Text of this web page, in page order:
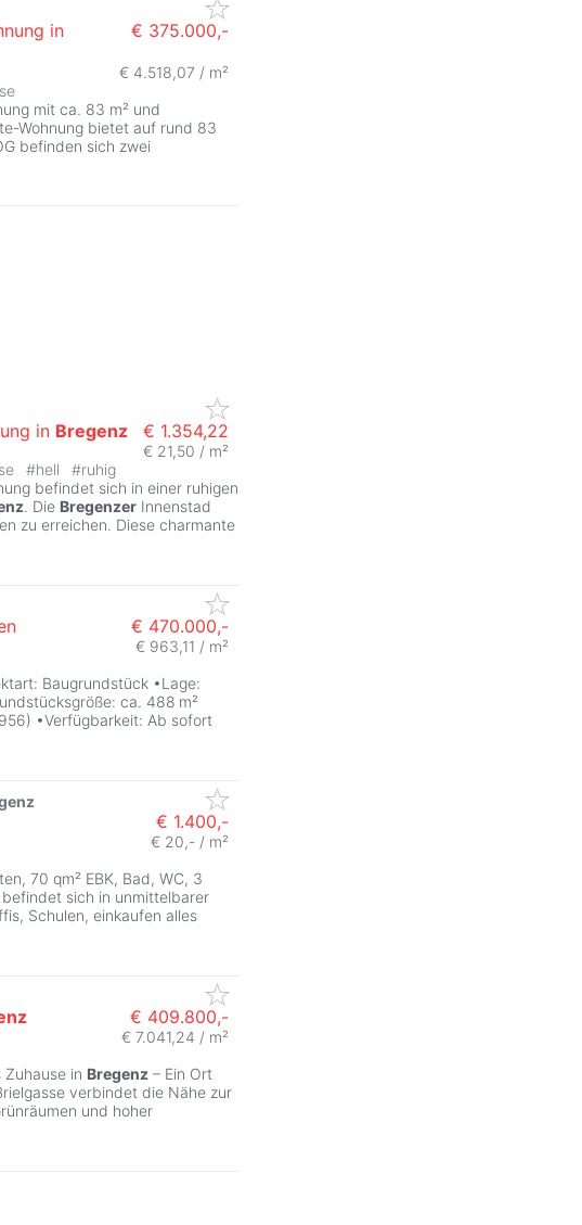
in
€ 375.000,-
€ 4.518,07 / m²
mit ca. 83 m² und
Wohnung bietet auf rund 83
befinden sich zwei
in Bregenz € 1.354,22
€ 21,50 / m²
#hell #ruhig
befindet sich in einer ruhigen
. Die Bregenzer Innenstad
zu erreichen. Diese charmante
€ 470.000,-
€ 963,11 / m²
Baugrundstück •Lage:
ca. 488 m²
•Verfügbarkeit: Ab sofort
€ 1.400,-
€ 20,- / m²
70 qm² EBK, Bad, WC, 3
befindet sich in unmittelbarer
Schulen, einkaufen alles
€ 409.800,-
€ 7.041,24 / m²
in Bregenz – Ein Ort
verbindet die Nähe zur
und hoher